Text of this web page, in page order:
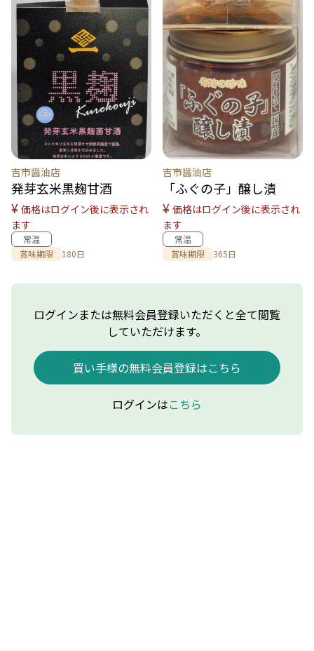
吉市醤油店
発芽玄米黒麹甘酒
¥ 価格はログイン後に表示され
ます
常温
賞味期限
180日
吉市醤油店
「ふぐの子」醸し漬
¥ 価格はログイン後に表示され
ます
常温
賞味期限
365日
ログインまたは無料会員登録いただくと全て閲覧
していただけます。
買い手様の無料会員登録はこちら
ログインはこちら